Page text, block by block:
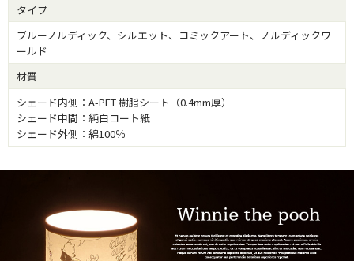
タイプ
ブルーノルディック、シルエット、コミックアート、ノルディックワ
ールド
材質
シェード内側：A-PET 樹脂シート（0.4mm厚）
シェード中間：純白コート紙
シェード外側：綿100％